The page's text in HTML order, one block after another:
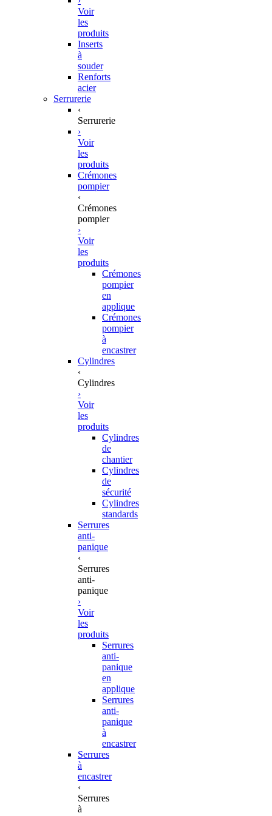
Voir
les
produits
Inserts
à
souder
Renforts
acier
Serrurerie
‹
Serrurerie
›
Voir
les
produits
Crémones
pompier
‹
Crémones
pompier
›
Voir
les
produits
Crémones
pompier
en
applique
Crémones
pompier
à
encastrer
Cylindres
‹
Cylindres
›
Voir
les
produits
Cylindres
de
chantier
Cylindres
de
sécurité
Cylindres
standards
Serrures
anti-
panique
‹
Serrures
anti-
panique
›
Voir
les
produits
Serrures
anti-
panique
en
applique
Serrures
anti-
panique
à
encastrer
Serrures
à
encastrer
‹
Serrures
à